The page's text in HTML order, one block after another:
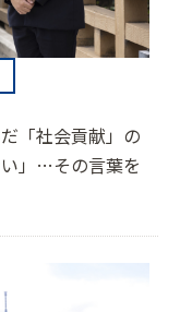
「社会貢献」の
」…その言葉を